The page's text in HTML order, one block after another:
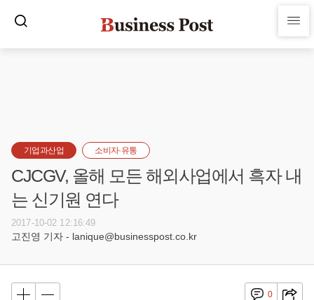
기업과산업 소비자·유통
CJCGV, 올해 모든 해외사업에서 흑자 내
는 신기원 연다
2017-10-02 12:16:49
고진영 기자 - lanique@businesspost.co.kr
0